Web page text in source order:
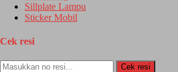
Sillplate Lampu
Sticker Mobil
Cek resi
Cek resi